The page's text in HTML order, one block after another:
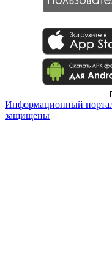
Информационный
защищены